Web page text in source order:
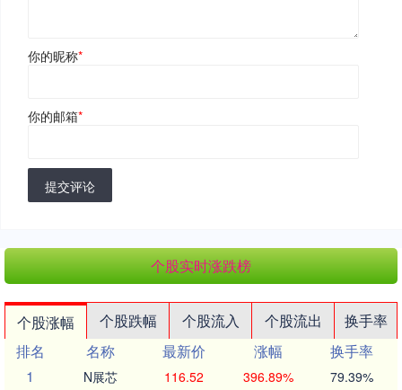
你的昵称*
你的邮箱*
提交评论
个股实时涨跌榜
个股涨幅 个股跌幅 个股流入 个股流出
换手率
排名
名称 最新价 涨幅
换手率
1
N展芯 116.52 396.89% 79.39%